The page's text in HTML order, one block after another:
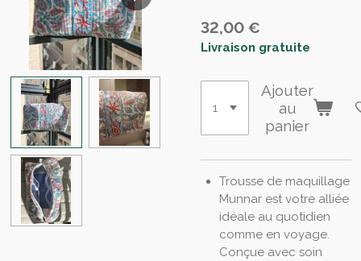
32,00 €
Livraison gratuite
Ajouter
au
panier
Trousse de maquillage
Munnar est votre alliée
idéale au quotidien
comme en voyage.
Conçue avec soin